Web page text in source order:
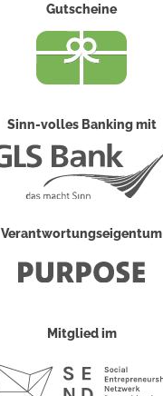
Gutscheine
Sinn-volles Banking mit
Verantwortungseigentum
Mitglied im